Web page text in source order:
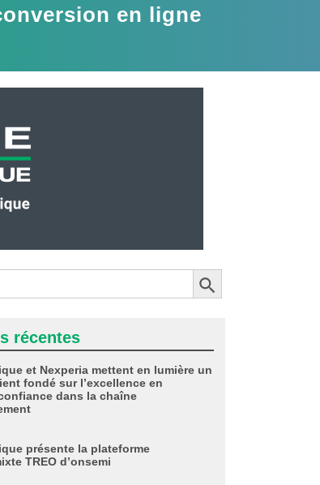
en ligne
Search Button
récentes
et Nexperia mettent en lumière un
fondé sur l’excellence en
dans la chaîne
présente la plateforme
TREO d’onsemi